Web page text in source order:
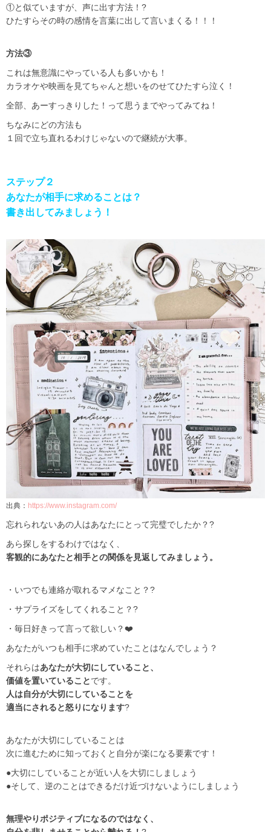
①と似ていますが、声に出す方法！?
ひたすらその時の感情を言葉に出して言いまくる！！！
方法③
これは無意識にやっている人も多いかも！
カラオケや映画を見てちゃんと想いをのせてひたすら泣く！
全部、あーすっきりした！って思うまでやってみてね！
ちなみにどの方法も
１回で立ち直れるわけじゃないので継続が大事。
ステップ２
あなたが相手に求めることは？
書き出してみましょう！
出典： https://www.instagram.com/
忘れられないあの人はあなたにとって完璧でしたか？?
あら探しをするわけではなく、
客観的にあなたと相手との関係を見返してみましょう。
・いつでも連絡が取れるマメなこと？?
・サプライズをしてくれること？?
・毎日好きって言って欲しい？❤️
あなたがいつも相手に求めていたことはなんでしょう？
それらはあなたが大切にしていること、
価値を置いていることです。
人は自分が大切にしていることを
適当にされると怒りになります?
あなたが大切にしていることは
次に進むために知っておくと自分が楽になる要素です！
●大切にしていることが近い人を大切にしましょう
●そして、逆のことはできるだけ近づけないようにしましょう
無理やりポジティブになるのではなく、